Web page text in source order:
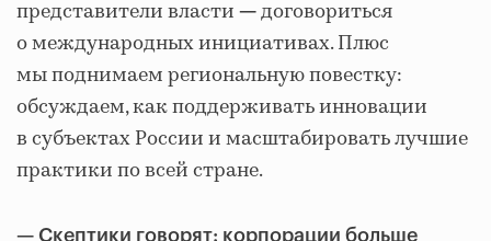
представители власти — договориться
о международных инициативах. Плюс
мы поднимаем региональную повестку:
обсуждаем, как поддерживать инновации
в субъектах России и масштабировать лучшие
практики по всей стране.
— Скептики говорят: корпорации больше